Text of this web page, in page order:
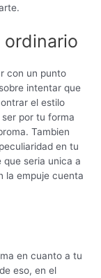
ordinario
con un punto
intentar que
el estilo
por tu forma
Tambien
en tu
que seri­a unica a
la empuje cuenta
en cuanto a tu
eso, en el